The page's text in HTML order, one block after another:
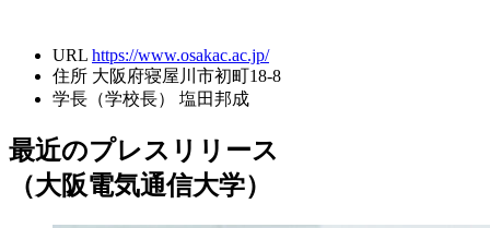
URL https://www.osakac.ac.jp/
住所 大阪府寝屋川市初町18-8
学長（学校長）
塩田邦成
最近のプレスリリース
（大阪電気通信大学）